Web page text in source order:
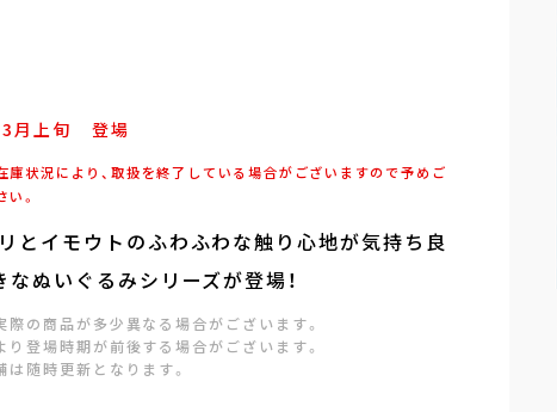
3月上旬 登場
庫状況により、取扱を終了している場合がございますので予めご
。
とイモウトのふわふわな触り心地が気持ち良
なぬいぐるみシリーズが登場！
際の商品が多少異なる場合がございます。
り登場時期が前後する場合がございます。
は随時更新となります。